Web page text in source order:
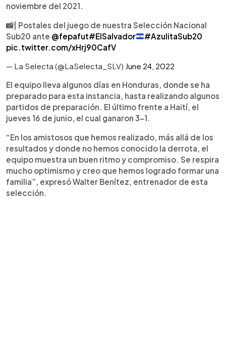
noviembre del 2021.
📸| Postales del juego de nuestra Selección Nacional
Sub20 ante @fepafut#ElSalvador
#AzulitaSub20
pic.twitter.com/xHrj90CafV
— La Selecta (@LaSelecta_SLV) June 24, 2022
El equipo lleva algunos días en Honduras, donde se ha
preparado para esta instancia, hasta realizando algunos
partidos de preparación. El último frente a Haití, el
jueves 16 de junio, el cual ganaron 3-1.
“En los amistosos que hemos realizado, más allá de los
resultados y donde no hemos conocido la derrota, el
equipo muestra un buen ritmo y compromiso. Se respira
mucho optimismo y creo que hemos logrado formar una
familia”, expresó Walter Benítez, entrenador de esta
selección.